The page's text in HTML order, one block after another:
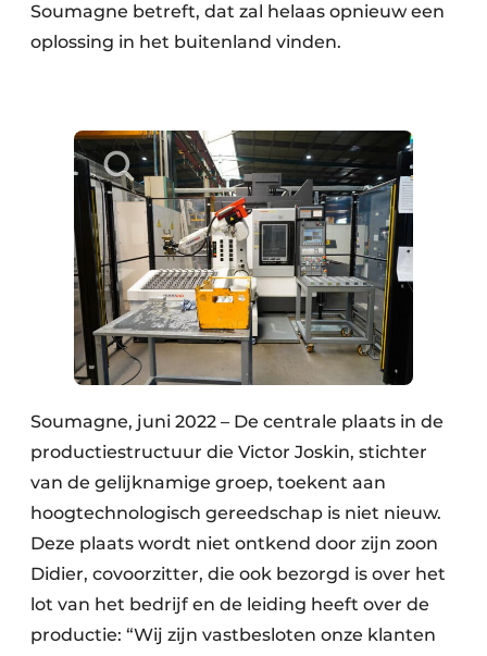
Soumagne betreft, dat zal helaas opnieuw een
oplossing in het buitenland vinden.
Soumagne, juni 2022 – De centrale plaats in de
productiestructuur die Victor Joskin, stichter
van de gelijknamige groep, toekent aan
hoogtechnologisch gereedschap is niet nieuw.
Deze plaats wordt niet ontkend door zijn zoon
Didier, covoorzitter, die ook bezorgd is over het
lot van het bedrijf en de leiding heeft over de
productie: “Wij zijn vastbesloten onze klanten